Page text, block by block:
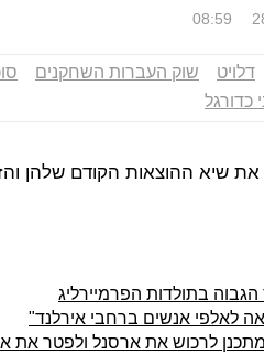
08:59
דלויט שוק העברות השחקנים
כדורגל
את שיא ההוצאות הקודם שלהן
בתולדות הפרמיירליג
לאלפי אנשים ברחבי אירלנד"
לרכוש את ארסנל ולפטר את